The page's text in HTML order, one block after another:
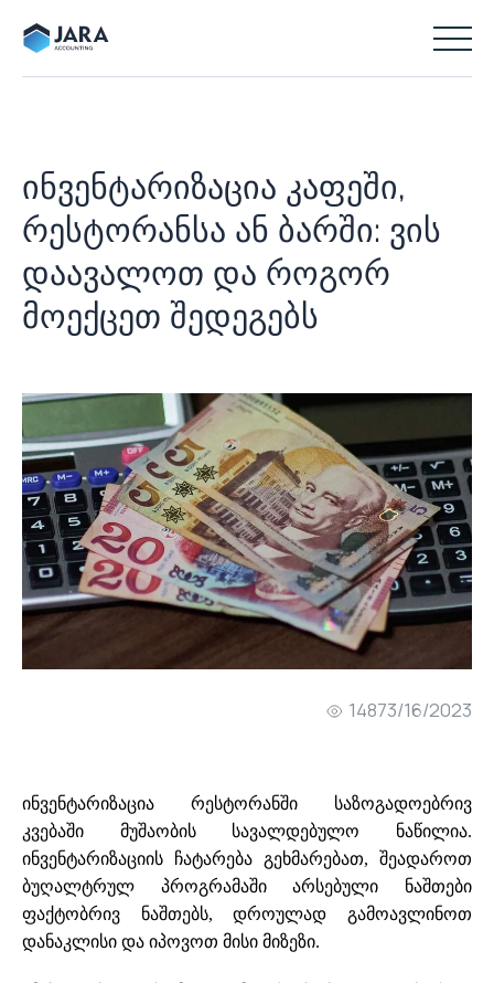
ინვენტარიზაცია კაფეში,
რესტორანსა ან ბარში: ვის
დაავალოთ და როგორ
მოექცეთ შედეგებს
14873/16/2023
ინვენტარიზაცია რესტორანში საზოგადოებრივ
კვებაში მუშაობის სავალდებულო ნაწილია.
ინვენტარიზაციის ჩატარება გეხმარებათ, შეადაროთ
ბუღალტრულ პროგრამაში არსებული ნაშთები
ფაქტობრივ ნაშთებს, დროულად გამოავლინოთ
დანაკლისი და იპოვოთ მისი მიზეზი.